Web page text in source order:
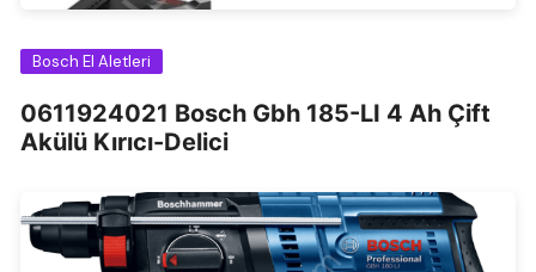
Bosch El Aletleri
0611924021 Bosch Gbh 185-LI 4 Ah Çift
Akülü Kırıcı-Delici